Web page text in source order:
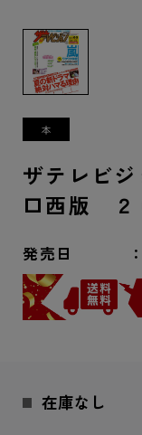
ザテレビ
口西版 ２
発売日
在庫なし